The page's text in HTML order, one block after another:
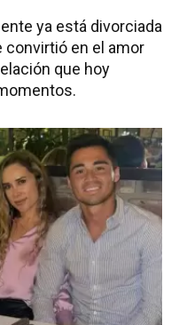
ya está divorciada
convirtió en el amor
que hoy